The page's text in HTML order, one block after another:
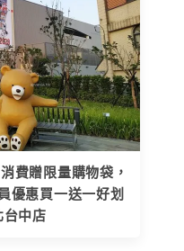
費贈限量購物袋，
優惠買一送一好划
台中店